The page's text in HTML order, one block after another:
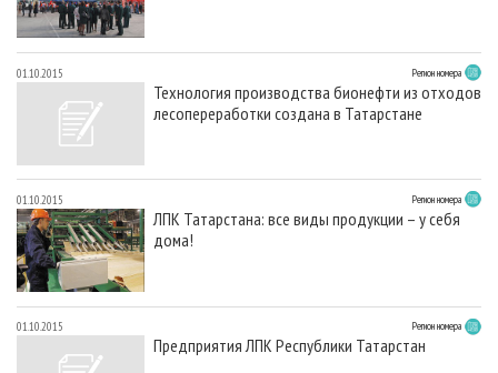
01.10.2015 Регион номера
Технология производства бионефти из отходов
лесопереработки создана в Татарстане
01.10.2015 Регион номера
ЛПК Татарстана: все виды продукции – у себя
дома!
01.10.2015 Регион номера
Предприятия ЛПК Республики Татарстан